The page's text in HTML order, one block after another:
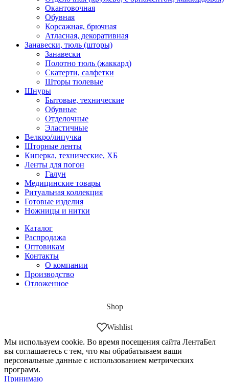
Окантовочная
Обувная
Корсажная, брючная
Атласная, декоративная
Занавески, тюль (шторы)
Занавески
Полотно тюль (жаккард)
Скатерти, салфетки
Шторы тюлевые
Шнуры
Бытовые, технические
Обувные
Отделочные
Эластичные
Велкро/липучка
Шторные ленты
Киперка, технические, ХБ
Ленты для погон
Галун
Медицинские товары
Ритуальная коллекция
Готовые изделия
Ножницы и нитки
Каталог
Распродажа
Оптовикам
Контакты
О компании
Производство
Отложенное
Shop
Wishlist
Мы используем cookie. Во время посещения сайта ЛентаБел
вы соглашаетесь с тем, что мы обрабатываем ваши
персональные данные с использованием метрических
программ.
Принимаю